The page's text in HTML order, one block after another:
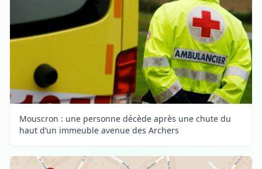
Mouscron : une personne décède après une chute du
haut d’un immeuble avenue des Archers